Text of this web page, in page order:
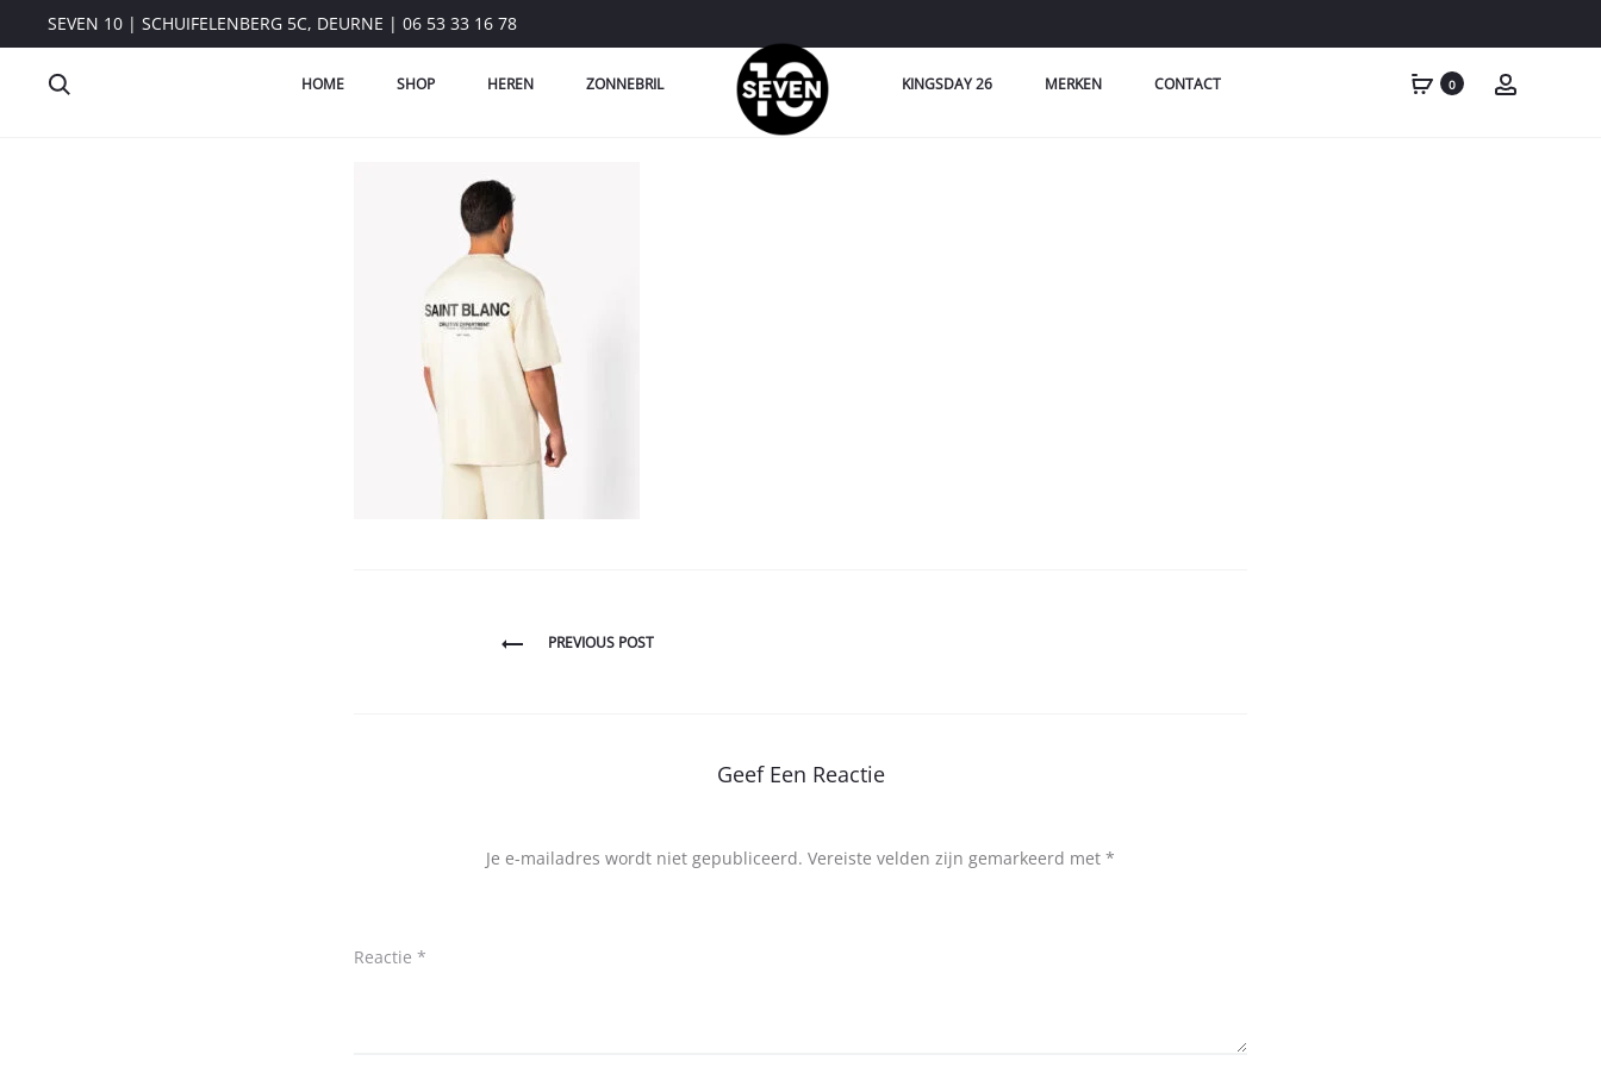
SEVEN 10 | SCHUIFELENBERG 5C, DEURNE | 06 53 33 16 78
HOME SHOP HEREN ZONNEBRIL KINGSDAY 26 MERKEN CONTACT 0
PREVIOUS POST
Geef Een Reactie
Je e-mailadres wordt niet gepubliceerd. Vereiste velden zijn gemarkeerd met *
Reactie *